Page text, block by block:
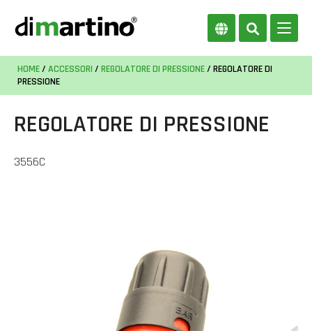
HOME/ ACCESSORI / REGOLATORE DI PRESSIONE/ REGOLATORE DI
PRESSIONE
REGOLATORE DI PRESSIONE
3556C